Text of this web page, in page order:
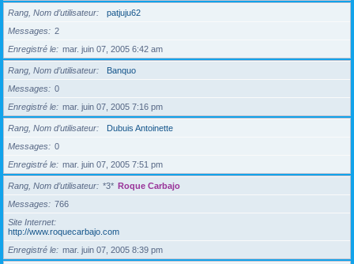
Rang, Nom d’utilisateur
patjuju62
Messages
2
Enregistré le
mar. juin 07, 2005 6:42 am
Rang, Nom d’utilisateur
Banquo
Messages
0
Enregistré le
mar. juin 07, 2005 7:16 pm
Rang, Nom d’utilisateur
Dubuis Antoinette
Messages
0
Enregistré le
mar. juin 07, 2005 7:51 pm
Rang, Nom d’utilisateur *3* Roque Carbajo
Messages
766
Site Internet
http://www.roquecarbajo.com
Enregistré le
mar. juin 07, 2005 8:39 pm